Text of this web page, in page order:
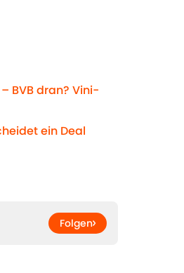
BVB dran? Vini-
ein Deal
Folgen